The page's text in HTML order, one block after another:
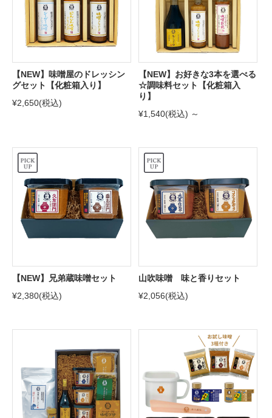
【NEW】味噌屋のドレッシン
グセット【化粧箱入り】
¥2,650(税込)
【NEW】お好きな3本を選べる
☆調味料セット【化粧箱入
り】
¥1,540(税込) ～
【NEW】兄弟蔵味噌セット
¥2,380(税込)
山吹味噌 味と香りセット
¥2,056(税込)